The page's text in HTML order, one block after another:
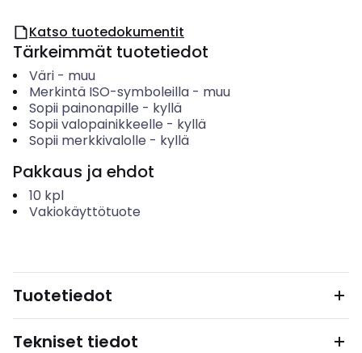
Katso tuotedokumentit
Tärkeimmät tuotetiedot
Väri- muu
Merkintä ISO-symboleilla- muu
Sopii painonapille - kyllä
Sopii valopainikkeelle - kyllä
Sopii merkkivalolle - kyllä
Pakkaus ja ehdot
10 kpl
Vakiokäyttötuote
Tuotetiedot
Tekniset tiedot